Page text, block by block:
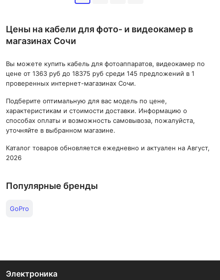
Цены на кабели для фото- и видеокамер в
магазинах Сочи
Вы можете купить кабель для фотоаппаратов, видеокамер по
цене от 1363 руб до 18375 руб среди 145 предложений в 1
проверенных интернет-магазинах Сочи.
Подберите оптимальную для вас модель по цене,
характеристикам и стоимости доставки. Информацию о
способах оплаты и возможность самовывоза, пожалуйста,
уточняйте в выбранном магазине.
Каталог товаров обновляется ежедневно и актуален на Август,
2026
Популярные бренды
GoPro
Электроника